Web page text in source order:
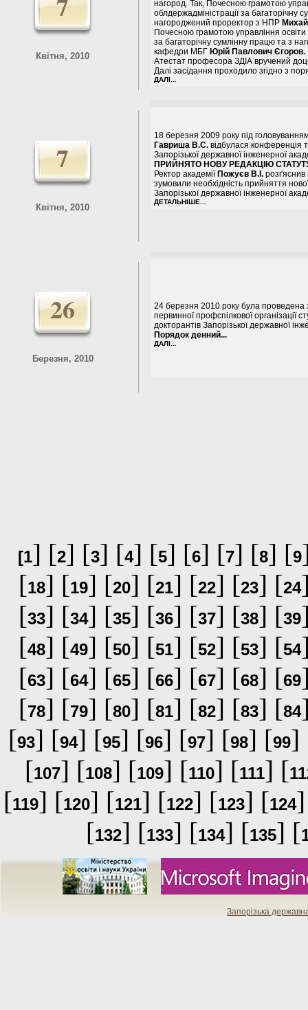
Квітня, 2010
нагород. Так, Почесною грамотою
облдержадміністрації за багаторічну
нагороджений проректор з НПР
Почесною грамотою управління освіти
за багаторічну сумлінну працю та з
кафедри МБГ Юрій Павлович Єгоров.
Атестат професора ЗДІА вручений
Далі засідання проходило згідно з
ДАЛІ...
7
Квітня, 2010
18 березня 2009 року під
Гавриша В.С. відбулася конференція
Запорізької державної інженерної
ПРИЙНЯТО НОВУ РЕДАКЦІЮ
Ректор академії Пожуєв В.І. розґяснив
зумовили необхідність прийняття
Запорізької державної інженерної
ДЕТАЛЬНІШЕ...
26
Березня, 2010
24 березня 2010 року була проведена
первинної профспілкової організації
докторантів Запорізької державної
Порядок денний...
ДАЛІ...
[1] [2] [3] [4] [5] [6] [7] [8] [9
[18] [19] [20] [21] [22] [23] [24
[33] [34] [35] [36] [37] [38] [39
[48] [49] [50] [51] [52] [53] [54
[63] [64] [65] [66] [67] [68] [69
[78] [79] [80] [81] [82] [83] [84
[93] [94] [95] [96] [97] [98] [99]
[107] [108] [109] [110] [111] [
[119] [120] [121] [122] [123] [124
[132] [133] [134] [135] [
Запорізька